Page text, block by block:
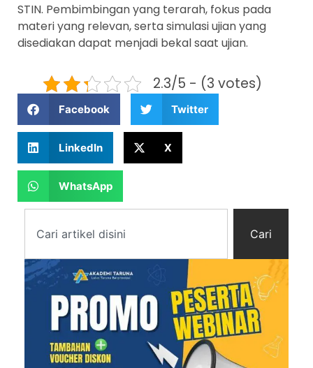
STIN. Pembimbingan yang terarah, fokus pada
materi yang relevan, serta simulasi ujian yang
disediakan dapat menjadi bekal saat ujian.
2.3/5 - (3 votes)
Facebook Twitter
LinkedIn X
WhatsApp
Cari